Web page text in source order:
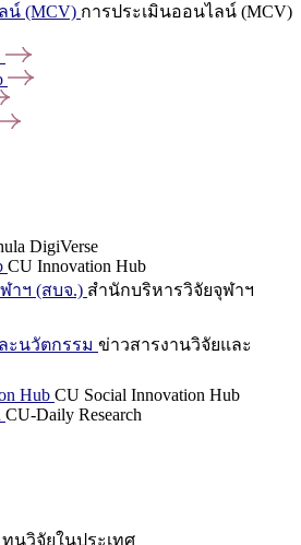
น์ (MCV) การประเมินออนไลน์ (MCV)
DigiVerse
CU Innovation Hub
าฯ (สบจ.) สำนักบริหารวิจัยจุฬาฯ
ะนวัตกรรม ข่าวสารงานวิจัยและ
Hub CU Social Innovation Hub
CU-Daily Research
ทุนวิจัยในประเทศ